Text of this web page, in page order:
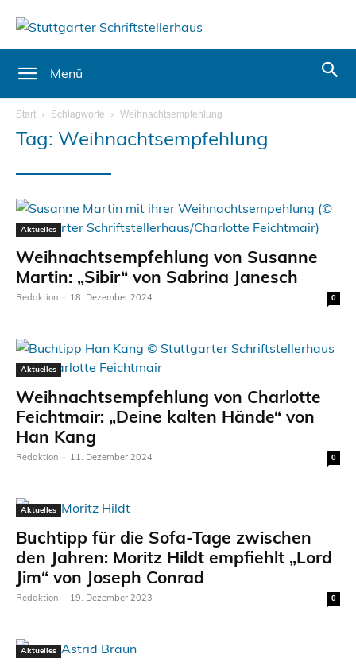
Menü
Start Schlagworte Weihnachtsempfehlung
Tag: Weihnachtsempfehlung
Aktuelles
Weihnachtsempfehlung von Susanne
Martin: „Sibir“ von Sabrina Janesch
Redaktion - 18. Dezember 2024 0
Aktuelles
Weihnachtsempfehlung von Charlotte
Feichtmair: „Deine kalten Hände“ von
Han Kang
Redaktion - 11. Dezember 2024 0
Aktuelles
Buchtipp für die Sofa-Tage zwischen
den Jahren: Moritz Hildt empfiehlt „Lord
Jim“ von Joseph Conrad
Redaktion - 19. Dezember 2023 0
Aktuelles